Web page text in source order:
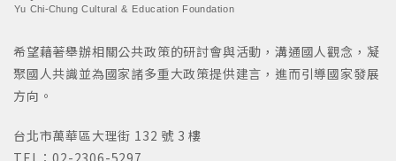
Yu Chi-Chung Cultural & Education Foundation
希望藉著舉辦相關公共政策的研討會與活動，溝通國人觀念，凝
聚國人共識並為國家諸多重大政策提供建言，進而引導國家發展
方向。
台北市萬華區大理街 132 號 3 樓
TEL：02-2306-5297